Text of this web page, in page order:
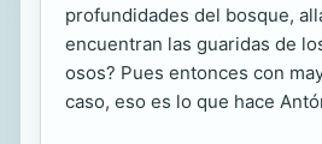
profundidades del bosque,
encuentran las guaridas de
osos? Pues entonces con
caso, eso es lo que hace